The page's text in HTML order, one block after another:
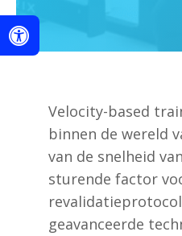
Velocity-based
binnen de wereld
van de snelheid
sturende factor
geavanceerde